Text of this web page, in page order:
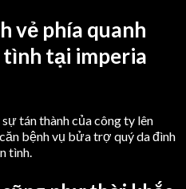
vẻ phía quanh
tại imperia
tán thành của công ty lên
bệnh vụ bửa trợ quý da đình
tình.